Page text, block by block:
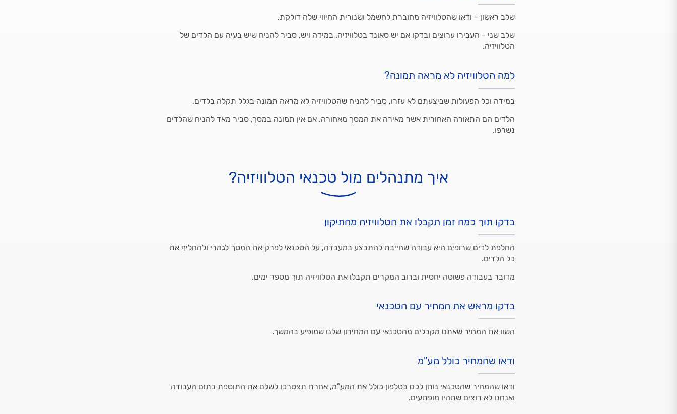
שלב ראשון - ודאו שהטלוויזיה מחוברת לחשמל ושנורית החיווי שלה דולקת.
שלב שני - העבירו ערוצים ובדקו אם יש סאונד בטלוויזיה. במידה ויש, סביר להניח שיש בעיה עם הלדים של
הטלוויזיה.
למה הטלוויזיה לא מראה תמונה?
במידה וכל הפעולות שביצעתם לא עזרו, סביר להניח שהטלוויזיה לא מראה תמונה בגלל תקלה בלדים.
הלדים הם התאורה האחורית אשר מאירה את המסך מאחורה. אם אין תמונה במסך, סביר מאד להניח שהלדים
נשרפו.
איך מתנהלים מול טכנאי הטלוויזיה?
בדקו תוך כמה זמן תקבלו את הטלוויזיה מהתיקון
החלפת לדים שרופים היא עבודה שחייבת להתבצע במעבדה, על הטכנאי לפרק את המסך לגמרי ולהחליף את
כל הלדים.
מדובר בעבודה פשוטה יחסית וברוב המקרים תקבלו את הטלוויזיה תוך מספר ימים.
בדקו מראש את המחיר עם הטכנאי
השוו את המחיר שאתם מקבלים מהטכנאי עם המחירון שלנו שמופיע בהמשך.
ודאו שהמחיר כולל מע"מ
ודאו שהמחיר שהטכנאי נותן לכם בטלפון כולל את המע"מ, אחרת תצטרכו לשלם את התוספת בתום העבודה
ואנחנו לא רוצים שתהיו מופתעים.